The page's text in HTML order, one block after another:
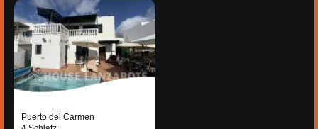
Puerto del Carmen